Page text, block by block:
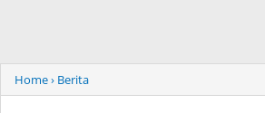
Home› Berita